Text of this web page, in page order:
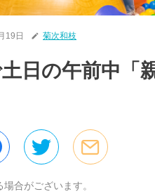
19日 菊次和枝
日の午前中「
合がございます。